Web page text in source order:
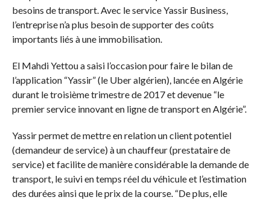
besoins de transport. Avec le service Yassir Business,
l’entreprise n’a plus besoin de supporter des coûts
importants liés à une immobilisation.
El Mahdi Yettou a saisi l’occasion pour faire le bilan de
l’application “Yassir” (le Uber algérien), lancée en Algérie
durant le troisième trimestre de 2017 et devenue “le
premier service innovant en ligne de transport en Algérie”.
Yassir permet de mettre en relation un client potentiel
(demandeur de service) à un chauffeur (prestataire de
service) et facilite de manière considérable la demande de
transport, le suivi en temps réel du véhicule et l’estimation
des durées ainsi que le prix de la course. “De plus, elle